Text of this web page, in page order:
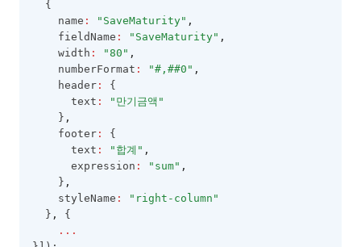
  {
    name
: "SaveMaturity" ,
    fieldName
: "SaveMaturity" ,
    width
: "80" ,
    numberFormat
: "#,##0" ,
    header
:
{
      text
:
"만기금액"
    }
,
    footer
:
{
      text
: "합계" ,
      expression
: "sum" ,
    }
,
    styleName
:
"right-column"
  }
,
{
...